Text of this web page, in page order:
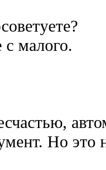
малого.
Но это